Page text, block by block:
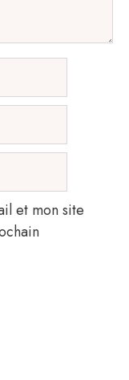
et mon site